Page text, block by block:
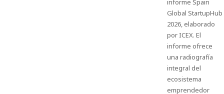
informe Spain
Global StartupHub
2026, elaborado
por ICEX. El
informe ofrece
una radiografía
integral del
ecosistema
emprendedor